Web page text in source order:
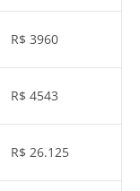
R$ 3960
R$ 4543
R$ 26.125